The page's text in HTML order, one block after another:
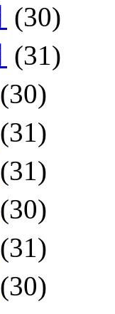
(30)
(31)
(30)
(31)
(31)
(30)
(31)
(30)